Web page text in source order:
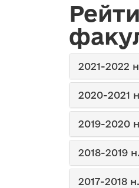
2021-2022
2020-2021
2019-2020
2018-2019
2017-2018